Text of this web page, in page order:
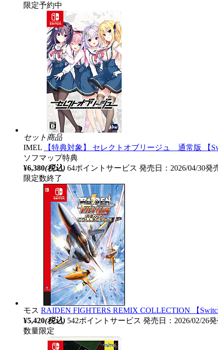
限定予約中
セット商品
IMEL
【特典対象】 セレクトオブリージュ 通常版 【
ソフマップ特典
¥6,380(税込) 64ポイントサービス 発売日：2026/04/30発
限定数終了
モス RAIDEN FIGHTERS REMIX COLLECTION 【
¥5,420(税込) 542ポイントサービス 発売日：2026/02/26
数量限定